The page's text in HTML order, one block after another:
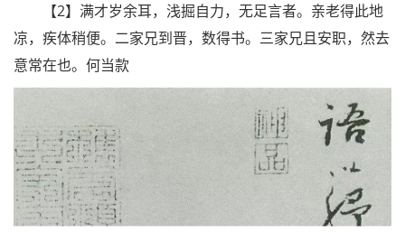
【2】满才岁余耳，浅掘自力，无足言者。亲老得此地
凉，疾体稍便。二家兄到晋，数得书。三家兄且安职，然去
意常在也。何当款